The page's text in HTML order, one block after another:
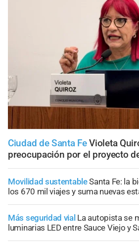
Ciudad de Santa Fe Violeta
preocupación por el proyecto
Movilidad sustentableSanta Fe: la
los 670 mil viajes y suma nuevas
Más seguridad vial La autopista se
luminarias LED entre Sauce Viejo y